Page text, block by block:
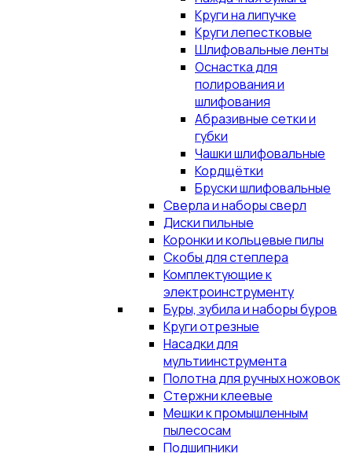
Круги на липучке
Круги лепестковые
Шлифовальные ленты
Оснастка для
полирования и
шлифования
Абразивные сетки и
губки
Чашки шлифовальные
Кордщётки
Бруски шлифовальные
Сверла и наборы сверл
Диски пильные
Коронки и кольцевые пилы
Скобы для степлера
Комплектующие к
электроинструменту
Буры, зубила и наборы буров
Круги отрезные
Насадки для
мультиинструмента
Полотна для ручных ножовок
Стержни клеевые
Мешки к промышленным
пылесосам
Подшипники